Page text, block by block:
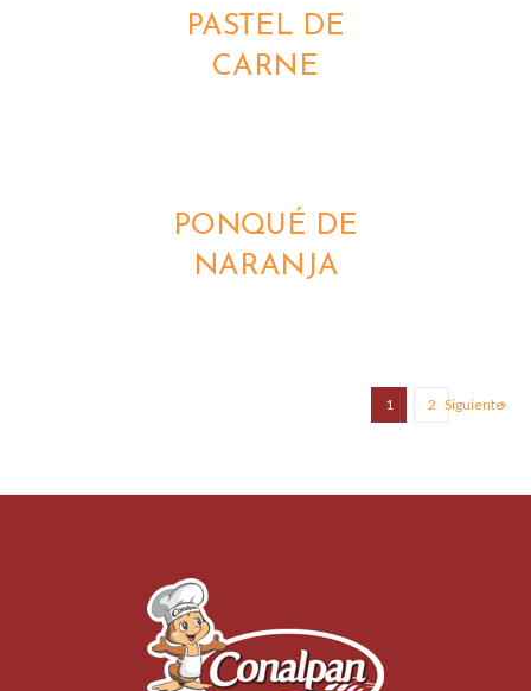
PASTEL DE
CARNE
PONQUÉ DE
NARANJA
1 2 Siguiente